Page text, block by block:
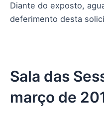
Diante do exposto,
deferimento desta
Sala das
março de